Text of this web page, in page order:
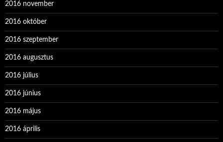
2016 november
2016 október
2016 szeptember
2016 augusztus
2016 július
2016 június
2016 május
2016 április